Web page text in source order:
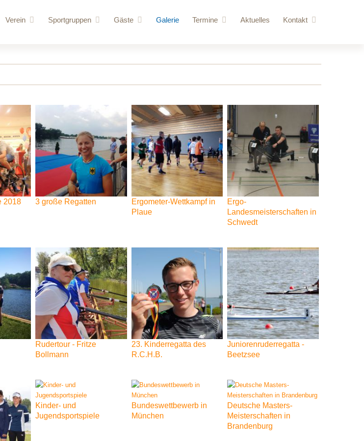
Verein
Vereinsgelände
Bootshaus
Bootshallen
Sporthalle / Kraftraum
Bungalow
Mehrzweckgebäude
Vereinssatzung
Mitglied werden
Ruderordnung
Sponsoren
Vereinskleidung
Sportgruppen
Volleyball und Gymnastik
Gäste Galerie Termine Aktuelles Kontakt
2018 3 große Regatten Ergometer-Wettkampf in
Plaue
Ergo-
Landesmeisterschaften in
Schwedt
Rudertour - Fritze
Bollmann
23. Kinderregatta des
R.C.H.B.
Juniorenruderregatta -
Beetzsee
Kinder- und
Jugendsportspiele
Bundeswettbewerb in
München
Deutsche Masters-
Meisterschaften in
Brandenburg